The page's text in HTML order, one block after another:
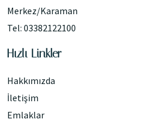
Merkez/Karaman
Tel: 03382122100
Hızlı Linkler
Hakkımızda
İletişim
Emlaklar